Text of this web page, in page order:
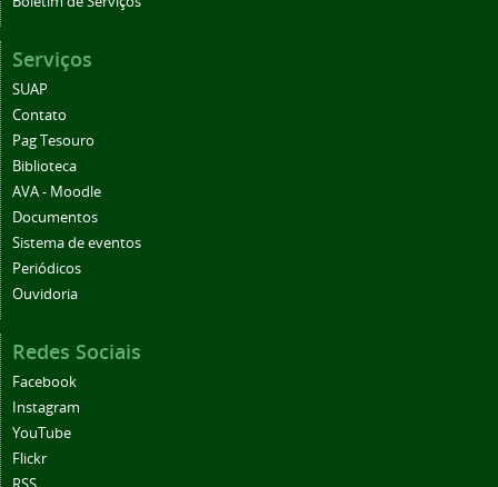
Serviços
SUAP
Contato
Pag Tesouro
Biblioteca
AVA - Moodle
Documentos
Sistema de eventos
Periódicos
Ouvidoria
Redes Sociais
Facebook
Instagram
YouTube
Flickr